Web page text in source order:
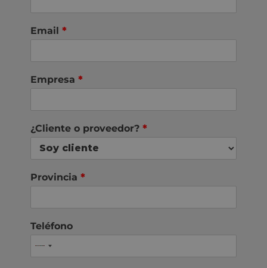
Email *
Empresa *
¿Cliente o proveedor? *
Provincia *
Teléfono